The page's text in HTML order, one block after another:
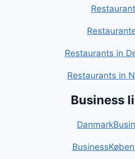
Restaurant
Restaurants in
Restaurants in
Business